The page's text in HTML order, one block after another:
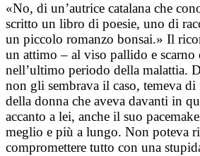
«No, di un’autrice catalana che
scritto un libro di poesie, uno di
un piccolo romanzo bonsai.» Il
un attimo – al viso pallido e scarno
nell’ultimo periodo della malattia.
non gli sembrava il caso, temeva
della donna che aveva davanti in
accanto a lei, anche il suo
meglio e più a lungo. Non poteva
compromettere tutto con una